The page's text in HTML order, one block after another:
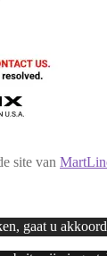
site van
gaat u